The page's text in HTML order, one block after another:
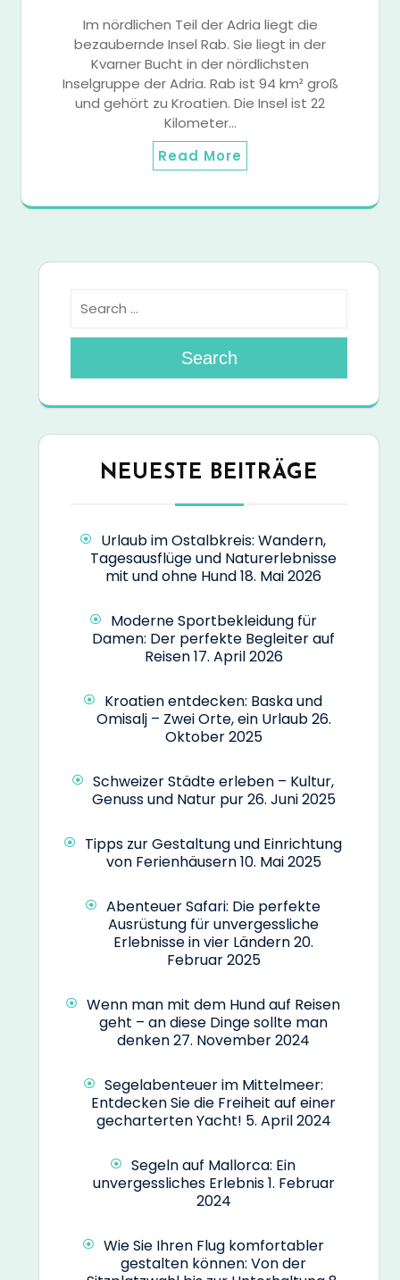
Im nördlichen Teil der Adria liegt die
bezaubernde Insel Rab. Sie liegt in der
Kvarner Bucht in der nördlichsten
Inselgruppe der Adria. Rab ist 94 km² groß
und gehört zu Kroatien. Die Insel ist 22
Kilometer…
Read More
Search
NEUESTE BEITRÄGE
Urlaub im Ostalbkreis: Wandern,
Tagesausflüge und Naturerlebnisse
mit und ohne Hund18. Mai 2026
Moderne Sportbekleidung für
Damen: Der perfekte Begleiter auf
Reisen17. April 2026
Kroatien entdecken: Baska und
Omisalj – Zwei Orte, ein Urlaub26.
Oktober 2025
Schweizer Städte erleben – Kultur,
Genuss und Natur pur26. Juni 2025
Tipps zur Gestaltung und Einrichtung
von Ferienhäusern10. Mai 2025
Abenteuer Safari: Die perfekte
Ausrüstung für unvergessliche
Erlebnisse in vier Ländern20.
Februar 2025
Wenn man mit dem Hund auf Reisen
geht – an diese Dinge sollte man
denken27. November 2024
Segelabenteuer im Mittelmeer:
Entdecken Sie die Freiheit auf einer
gecharterten Yacht! 5. April 2024
Segeln auf Mallorca: Ein
unvergessliches Erlebnis1. Februar
2024
Wie Sie Ihren Flug komfortabler
gestalten können: Von der